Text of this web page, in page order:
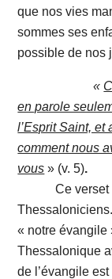
que nos vies
sommes ses
possible de nos
«
en parole
l’Esprit Saint,
comment nous
vous » (v. 5).
Ce
Thessaloniciens.
« notre évangile
Thessalonique
de l’évangile